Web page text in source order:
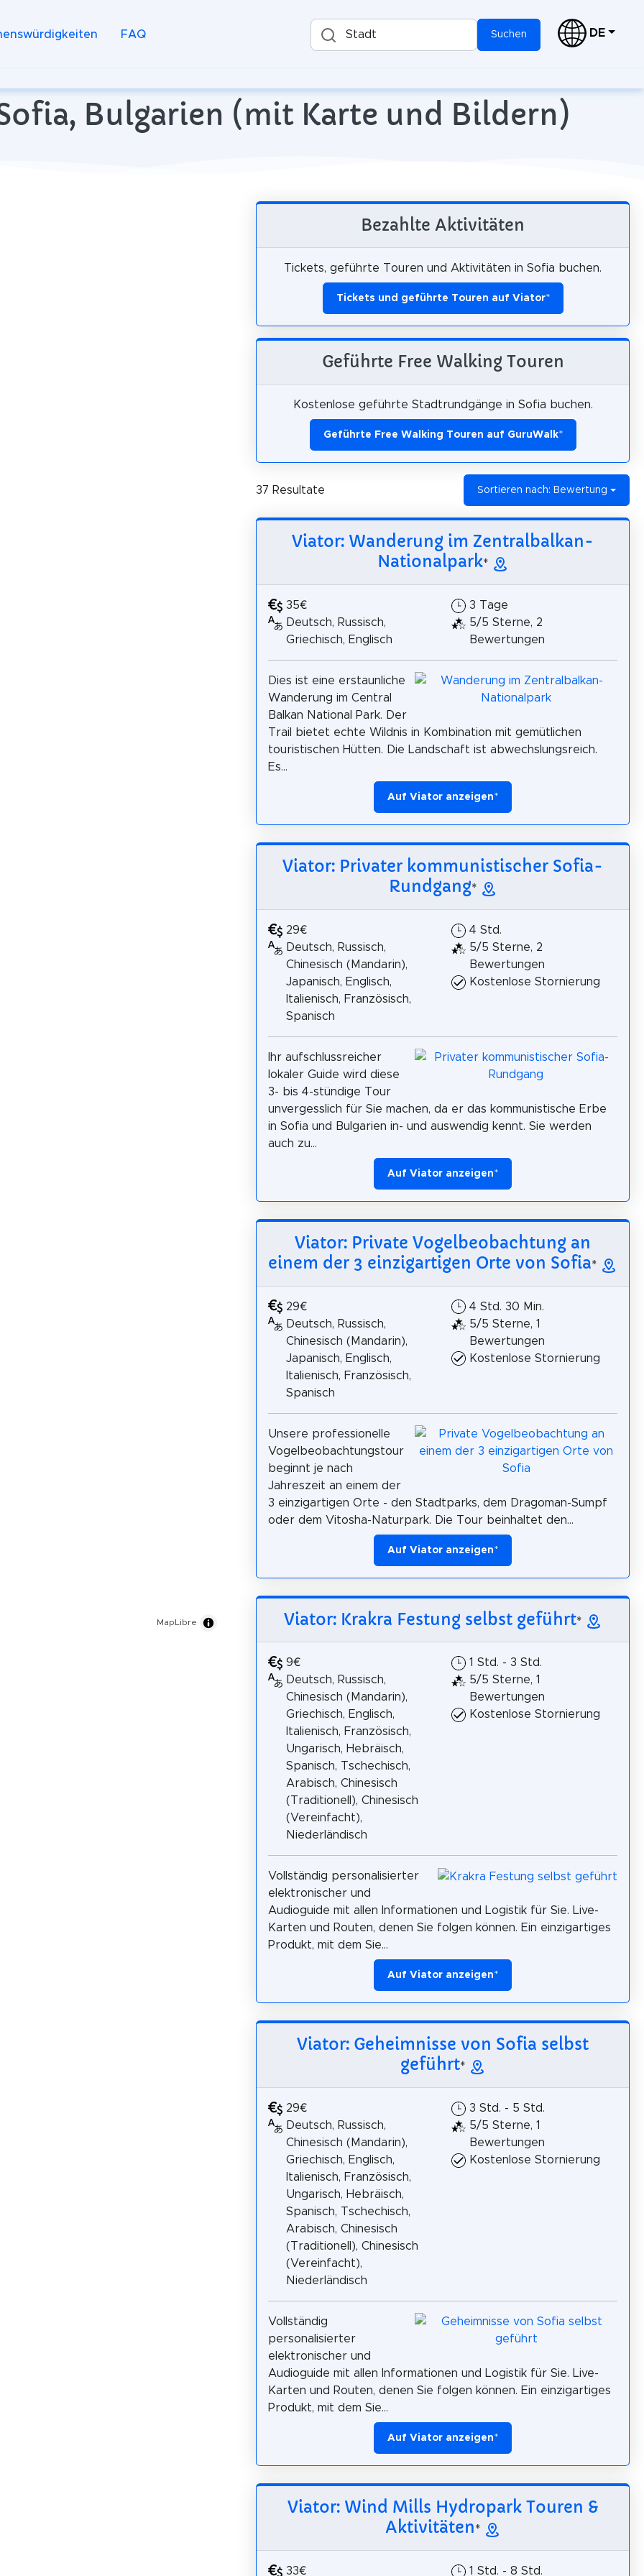
FAQ Stadt Suchen DE
Bulgarien (mit Karte und Bildern)
MapLibre
Bezahlte Aktivitäten
Tickets, geführte Touren und Aktivitäten in Sofia buchen.
Tickets und geführte Touren auf Viator*
Geführte Free Walking Touren
Kostenlose geführte Stadtrundgänge in Sofia buchen.
Geführte Free Walking Touren auf GuruWalk*
37 Resultate Sortieren nach: Bewertung
Viator: Wanderung im Zentralbalkan-
Nationalpark*
35€
Deutsch, Russisch,
Griechisch, Englisch
3 Tage
5/5 Sterne, 2
Bewertungen
Dies ist eine erstaunliche
Wanderung im Central
Balkan National Park. Der
Trail bietet echte Wildnis in Kombination mit gemütlichen
touristischen Hütten. Die Landschaft ist abwechslungsreich.
Es...
Auf Viator anzeigen*
Viator: Privater kommunistischer Sofia-
Rundgang*
29€
Deutsch, Russisch,
Chinesisch (Mandarin),
Japanisch, Englisch,
Italienisch, Französisch,
Spanisch
4 Std.
5/5 Sterne, 2
Bewertungen
Kostenlose Stornierung
Ihr aufschlussreicher
lokaler Guide wird diese
3- bis 4-stündige Tour
unvergesslich für Sie machen, da er das kommunistische Erbe
in Sofia und Bulgarien in- und auswendig kennt. Sie werden
auch zu...
Auf Viator anzeigen*
Viator: Private Vogelbeobachtung an
einem der 3 einzigartigen Orte von Sofia*
29€
Deutsch, Russisch,
Chinesisch (Mandarin),
Japanisch, Englisch,
Italienisch, Französisch,
Spanisch
4 Std. 30 Min.
5/5 Sterne, 1
Bewertungen
Kostenlose Stornierung
Unsere professionelle
Vogelbeobachtungstour
beginnt je nach
Jahreszeit an einem der
3 einzigartigen Orte - den Stadtparks, dem Dragoman-Sumpf
oder dem Vitosha-Naturpark. Die Tour beinhaltet den...
Auf Viator anzeigen*
Viator: Krakra Festung selbst geführt*
9€
Deutsch, Russisch,
Chinesisch (Mandarin),
Griechisch, Englisch,
Italienisch, Französisch,
Ungarisch, Hebräisch,
Spanisch, Tschechisch,
Arabisch, Chinesisch
(Traditionell), Chinesisch
(Vereinfacht),
Niederländisch
1 Std. - 3 Std.
5/5 Sterne, 1
Bewertungen
Kostenlose Stornierung
Vollständig personalisierter
elektronischer und
Audioguide mit allen Informationen und Logistik für Sie. Live-
Karten und Routen, denen Sie folgen können. Ein einzigartiges
Produkt, mit dem Sie...
Auf Viator anzeigen*
Viator: Geheimnisse von Sofia selbst
geführt*
29€
Deutsch, Russisch,
Chinesisch (Mandarin),
Griechisch, Englisch,
Italienisch, Französisch,
Ungarisch, Hebräisch,
Spanisch, Tschechisch,
Arabisch, Chinesisch
(Traditionell), Chinesisch
(Vereinfacht),
Niederländisch
3 Std. - 5 Std.
5/5 Sterne, 1
Bewertungen
Kostenlose Stornierung
Vollständig
personalisierter
elektronischer und
Audioguide mit allen Informationen und Logistik für Sie. Live-
Karten und Routen, denen Sie folgen können. Ein einzigartiges
Produkt, mit dem Sie...
Auf Viator anzeigen*
Viator: Wind Mills Hydropark Touren &
Aktivitäten*
33€ 1 Std. - 8 Std.